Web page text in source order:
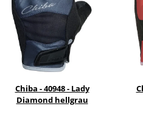
Chiba - 40948 - Lady
Diamond hellgrau